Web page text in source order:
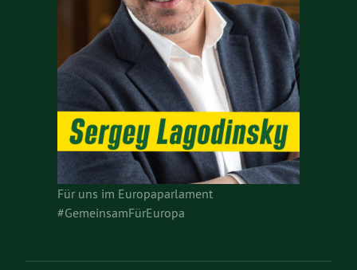
Für uns im Europaparlament
#GemeinsamFürEuropa